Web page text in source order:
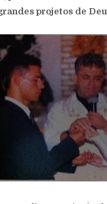
projetos de